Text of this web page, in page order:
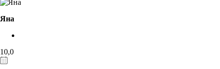
Яна
10,0